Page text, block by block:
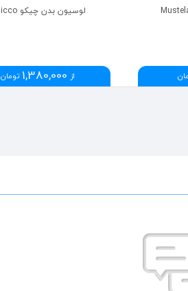
لوسیون بدن چیکو Chicco
از 1,380,000 تومان